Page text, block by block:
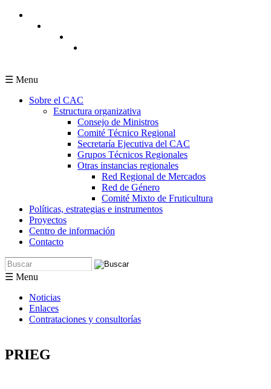
Pasar al contenido principal
☰ Menu
Sobre el CAC
Estructura organizativa
Consejo de Ministros
Comité Técnico Regional
Secretaría Ejecutiva del CAC
Grupos Técnicos Regionales
Otras instancias regionales
Red Regional de Mercados
Red de Género
Comité Mixto de Fruticultura
Políticas, estrategias e instrumentos
Proyectos
Centro de información
Contacto
Formulario de búsqueda
Buscar
☰ Menu
Noticias
Enlaces
Contrataciones y consultorías
PRIEG